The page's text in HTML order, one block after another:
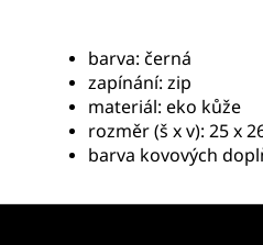
barva: černá
zapínání: zip
materiál: eko kůže
rozměr (š x v): 25 x
barva kovových
Z